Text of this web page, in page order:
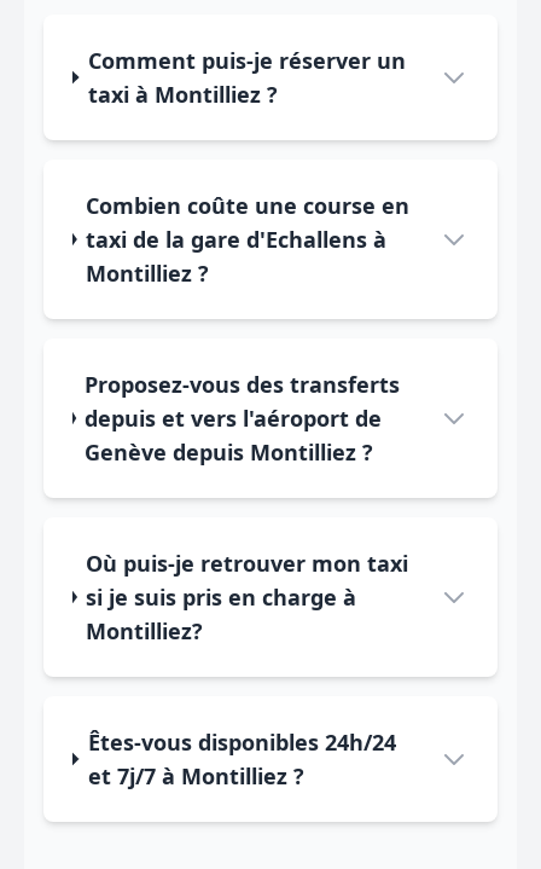
Comment puis-je réserver un
taxi à Montilliez ?
Combien coûte une course en
taxi de la gare d'Echallens à
Montilliez ?
Proposez-vous des transferts
depuis et vers l'aéroport de
Genève depuis Montilliez ?
Où puis-je retrouver mon taxi
si je suis pris en charge à
Montilliez?
Êtes-vous disponibles 24h/24
et 7j/7 à Montilliez ?